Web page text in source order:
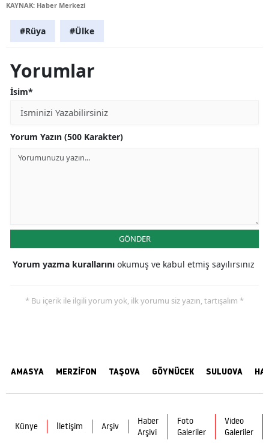
KAYNAK: Haber Merkezi
#Rüya #Ülke
Yorumlar
İsim*
Yorum Yazın (500 Karakter)
GÖNDER
Yorum yazma kurallarını okumuş ve kabul etmiş sayılırsınız
* Bu içerik ile ilgili yorum yok, ilk yorumu siz yazın, tartışalım *
AMASYA MERZİFON TAŞOVA GÖYNÜCEK SULUOVA
Künye İletişim Arşiv
Haber
Arşivi
Foto
Galeriler
Video
Galeriler